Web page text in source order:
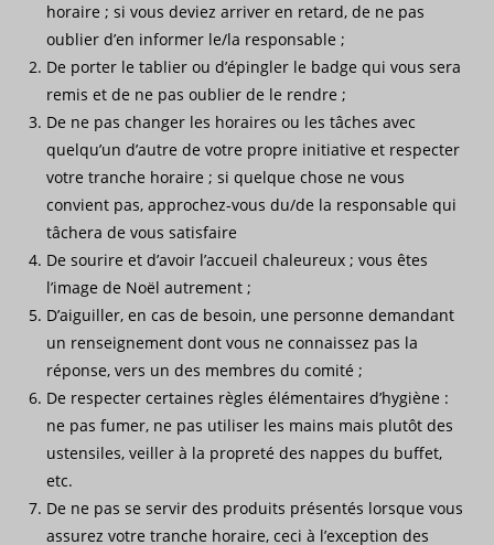
horaire ; si vous deviez arriver en retard, de ne pas
oublier d’en informer le/la responsable ;
De porter le tablier ou d’épingler le badge qui vous sera
remis et de ne pas oublier de le rendre ;
De ne pas changer les horaires ou les tâches avec
quelqu’un d’autre de votre propre initiative et respecter
votre tranche horaire ; si quelque chose ne vous
convient pas, approchez-vous du/de la responsable qui
tâchera de vous satisfaire
De sourire et d’avoir l’accueil chaleureux ; vous êtes
l’image de Noël autrement ;
D’aiguiller, en cas de besoin, une personne demandant
un renseignement dont vous ne connaissez pas la
réponse, vers un des membres du comité ;
De respecter certaines règles élémentaires d’hygiène :
ne pas fumer, ne pas utiliser les mains mais plutôt des
ustensiles, veiller à la propreté des nappes du buffet,
etc.
De ne pas se servir des produits présentés lorsque vous
assurez votre tranche horaire, ceci à l’exception des